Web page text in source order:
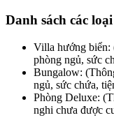
Danh sách các
Villa hướng biển:
phòng ngủ, sức
Bungalow:
ngủ, sức chứa,
Phòng Deluxe:
nghi chưa được